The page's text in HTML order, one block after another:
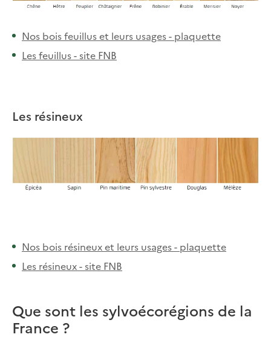
Nos bois feuillus et leurs usages - plaquette
Les feuillus - site FNB
Les résineux
Nos bois résineux et leurs usages - plaquette
Les résineux - site FNB
Que sont les sylvoécorégions de la
France ?